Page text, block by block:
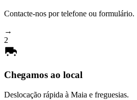
Contacte-nos por telefone ou formulário.
→
2
Chegamos ao local
Deslocação rápida à Maia e freguesias.